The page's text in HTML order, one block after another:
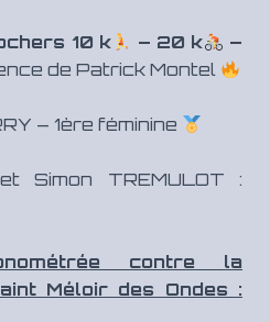
10 k – 20 k
–
de Patrick Montel
– 1ère féminine
Simon TREMULOT :
contre la
Méloir des Ondes :